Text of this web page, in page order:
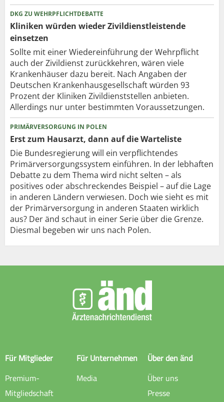
DKG ZU WEHRPFLICHTDEBATTE
Kliniken würden wieder Zivildienstleistende
einsetzen
Sollte mit einer Wiedereinführung der Wehrpflicht
auch der Zivildienst zurückkehren, wären viele
Krankenhäuser dazu bereit. Nach Angaben der
Deutschen Krankenhausgesellschaft würden 93
Prozent der Kliniken Zivildienststellen anbieten.
Allerdings nur unter bestimmten Voraussetzungen.
PRIMÄRVERSORGUNG IN POLEN
Erst zum Hausarzt, dann auf die Warteliste
Die Bundesregierung will ein verpflichtendes
Primärversorgungssystem einführen. In der lebhaften
Debatte zu dem Thema wird nicht selten – als
positives oder abschreckendes Beispiel – auf die Lage
in anderen Ländern verwiesen. Doch wie sieht es mit
der Primärversorgung in anderen Staaten wirklich
aus? Der änd schaut in einer Serie über die Grenze.
Diesmal begeben wir uns nach Polen.
Für Mitglieder
Premium-
Mitgliedschaft
Für Unternehmen
Media
Über den änd
Über uns
Presse